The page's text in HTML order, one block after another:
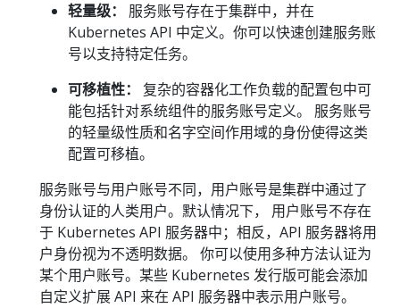
轻量级：
服务账号存在于集群中，并在
Kubernetes API 中定义。你可以快速创建服务账
号以支持特定任务。
可移植性：
复杂的容器化工作负载的配置包中可
能包括针对系统组件的服务账号定义。 服务账号
的轻量级性质和名字空间作用域的身份使得这类
配置可移植。
服务账号与用户账号不同，用户账号是集群中通过了
身份认证的人类用户。默认情况下， 用户账号不存在
于 Kubernetes API 服务器中；相反，API 服务器将用
户身份视为不透明数据。 你可以使用多种方法认证为
某个用户账号。某些 Kubernetes 发行版可能会添加
自定义扩展 API 来在 API 服务器中表示用户账号。